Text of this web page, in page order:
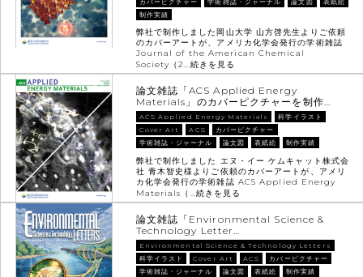
制作実績
弊社で制作しました岡山大学 山方啓先生よりご依頼
のカバーアートが、アメリカ化学会発行の学術雑誌
Journal of the American Chemical
Society（2…続きを見る
論文雑誌「ACS Applied Energy
Materials」のカバーピクチャーを制作…
ACS Applied Energy Materials
科学イラスト
Cover Art
ACS
カバーピクチャー
学術雑誌・ジャーナル
論文図 表紙絵 制作実績
弊社で制作しました エヌ・イー ケムキャット株式会
社 青木智史様よりご依頼のカバーアートが、アメリ
カ化学会発行の学術雑誌 ACS Applied Energy
Materials（…続きを見る
論文雑誌「Environmental Science &
Technology Letter…
Environmental Science & Technology Letters
科学イラスト
Cover Art ACS
カバーピクチャー
学術雑誌・ジャーナル
論文図 表紙絵 制作実績